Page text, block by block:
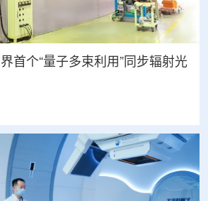
首个“量子多束利用”同步辐射光